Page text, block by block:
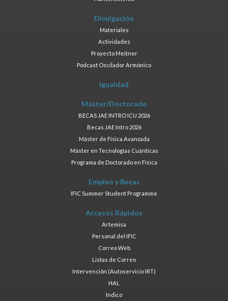
Divulgación
Materiales
Actividades
Proyecto Meitner
Podcast Oscilador Armónico
Igualdad
Máster/Doctorado
BECAS JAE INTRO ICU 2026
Becas JAE Intro 2026
Máster de Física Avanzada
Máster en Tecnologías Cuánticas
Programa de Doctorado en Física
Empleo y Becas
IFIC Summer Student Programme
Accesos Rápidos
Artemisa
Personal del IFIC
Correo Web
Listas de Correo
Intervención (Autoservicio IRT)
HAL
Indico